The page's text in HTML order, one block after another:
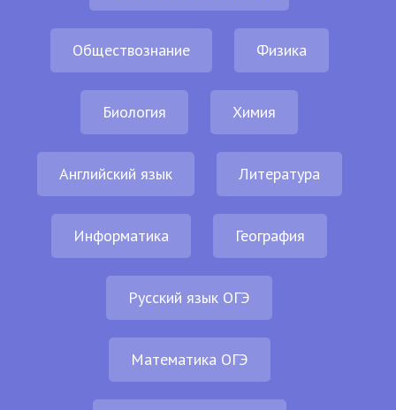
Обществознание Физика
Биология Химия
Английский язык Литература
Информатика География
Русский язык ОГЭ
Математика ОГЭ